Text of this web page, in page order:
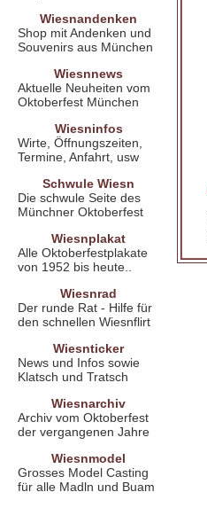
Wiesnandenken
Shop mit Andenken und
Souvenirs aus München
Wiesnnews
Aktuelle Neuheiten vom
Oktoberfest München
Wiesninfos
Wirte, Öffnungszeiten,
Termine, Anfahrt, usw
Schwule Wiesn
Die schwule Seite des
Münchner Oktoberfest
Wiesnplakat
Alle Oktoberfestplakate
von 1952 bis heute..
Wiesnrad
Der runde Rat - Hilfe für
den schnellen Wiesnflirt
Wiesnticker
News und Infos sowie
Klatsch und Tratsch
Wiesnarchiv
Archiv vom Oktoberfest
der vergangenen Jahre
Wiesnmodel
Grosses Model Casting
für alle Madln und Buam